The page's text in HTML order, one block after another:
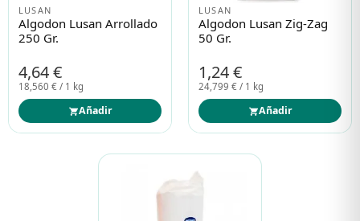
LUSAN
Algodon Lusan Arrollado
250 Gr.
4,64 €
18,560 € / 1 kg
Añadir
LUSAN
Algodon Lusan Zig-Zag
50 Gr.
1,24 €
24,799 € / 1 kg
Añadir